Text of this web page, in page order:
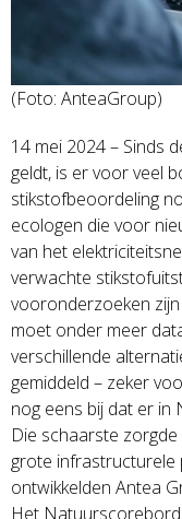
(Foto: AnteaGroup)
14 mei 2024 – Sinds
geldt, is er voor veel
stikstofbeoordeling
ecologen die voor
van het
verwachte
vooronderzoeken
moet onder meer
verschillende
gemiddeld – zeker
nog eens bij dat er in
Die schaarste
grote infrastructurele
ontwikkelden Antea
Het